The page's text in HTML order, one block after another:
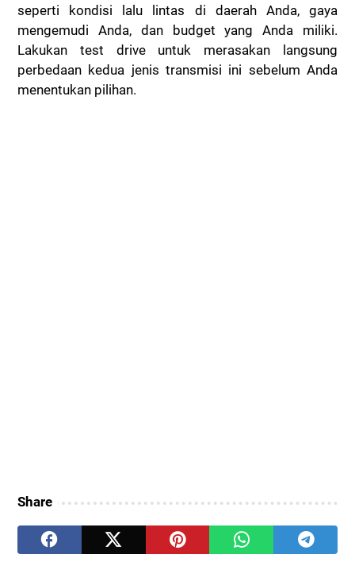
seperti kondisi lalu lintas di daerah Anda, gaya
mengemudi Anda, dan budget yang Anda miliki.
Lakukan test drive untuk merasakan langsung
perbedaan kedua jenis transmisi ini sebelum Anda
menentukan pilihan.
Share